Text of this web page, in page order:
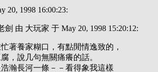
20, 1998 16:00:23:
劍 由 大玩家 于 May 20, 1998 15:20:12:
著養家糊口，有點閒情逸致的，
，說几句無關痛癢的話。
瀚長河一條－－看得象我這樣